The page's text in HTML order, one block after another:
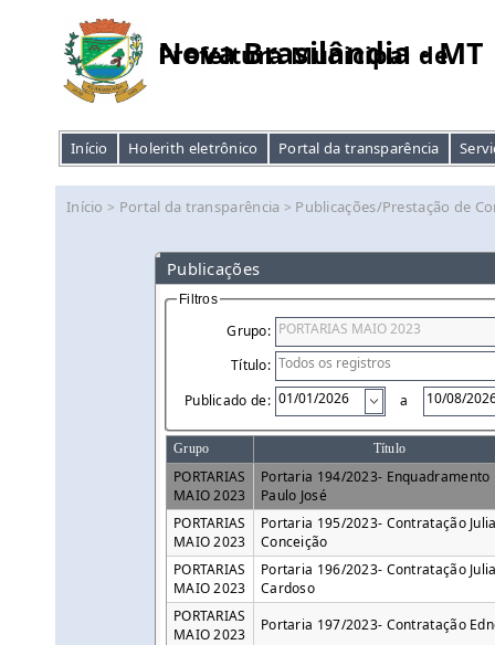
Prefeitura Municipal de
Nova Brasilândia - MT
Início Holerith eletrônico Portal da transparência
Início > Portal da transparência > Publicações/Prestação de
Publicações
Filtros
Grupo:
Título:
Publicado de:
a
Grupo Título
PORTARIAS
MAIO 2023
Portaria 194/2023- Enquadramento
Paulo José
PORTARIAS
MAIO 2023
Portaria 195/2023- Contratação
Conceição
PORTARIAS
MAIO 2023
Portaria 196/2023- Contratação
Cardoso
PORTARIAS
MAIO 2023
Portaria 197/2023- Contratação